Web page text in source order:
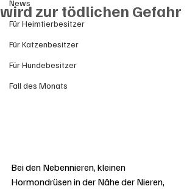
News
Für Heimtierbesitzer
Für Katzenbesitzer
Für Hundebesitzer
Fall des Monats
wird zur tödlichen Gefahr
Bei den Nebennieren, kleinen
Hormondrüsen in der Nähe der Nieren,